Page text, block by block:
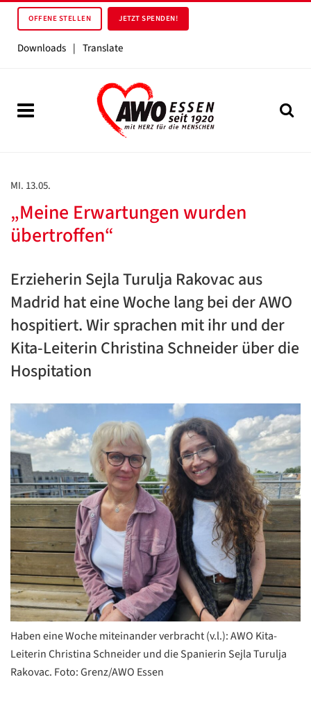
OFFENE STELLEN JETZT SPENDEN!
Downloads | Translate
MI. 13.05.
„Meine Erwartungen wurden
übertroffen“
Erzieherin Sejla Turulja Rakovac aus
Madrid hat eine Woche lang bei der AWO
hospitiert. Wir sprachen mit ihr und der
Kita-Leiterin Christina Schneider über die
Hospitation
Haben eine Woche miteinander verbracht (v.l.): AWO Kita-
Leiterin Christina Schneider und die Spanierin Sejla Turulja
Rakovac. Foto: Grenz/AWO Essen